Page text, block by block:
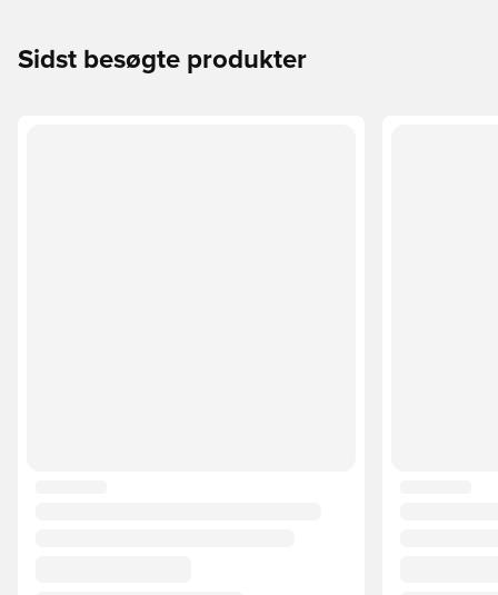
Sidst besøgte produkter